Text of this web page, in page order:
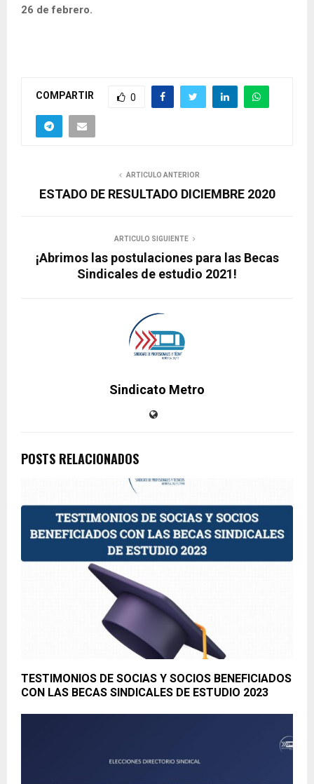
26 de febrero.
COMPARTIR 0
ARTICULO ANTERIOR
ESTADO DE RESULTADO DICIEMBRE 2020
ARTICULO SIGUIENTE
¡Abrimos las postulaciones para las Becas
Sindicales de estudio 2021!
Sindicato Metro
POSTS RELACIONADOS
TESTIMONIOS DE SOCIAS Y SOCIOS BENEFICIADOS
CON LAS BECAS SINDICALES DE ESTUDIO 2023